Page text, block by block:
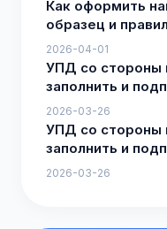
Как оформить
образец и
2026-04-01
УПД со стороны
заполнить и
2026-03-26
УПД со стороны
заполнить и
2026-03-26